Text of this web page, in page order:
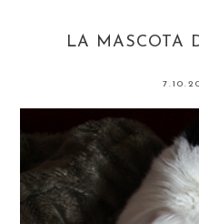
LA MASCOTA